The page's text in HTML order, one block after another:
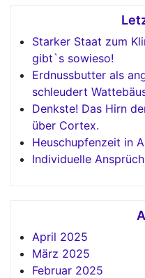
Starker Staat zum
gibt`s sowieso!
Erdnussbutter als
schleudert
Denkste! Das Hirn
über Cortex.
Heuschupfenzeit in
Individuelle
April 2025
März 2025
Februar 2025